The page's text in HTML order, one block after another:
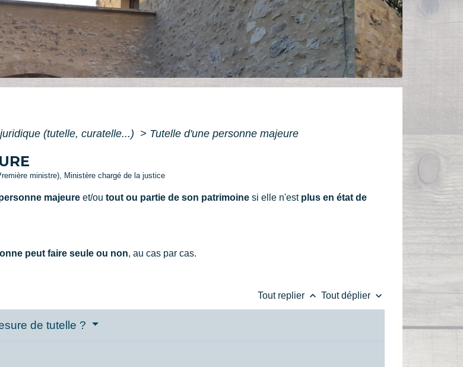
(tutelle, curatelle...) > Tutelle d'une personne majeure
ministre), Ministère chargé de la justice
majeure et/ou tout ou partie de son patrimoine si elle n'est plus en état de
peut faire seule ou non, au cas par cas.
Tout replier keyboard_arrow_up Tout déplier keyboard_arrow_down
de tutelle ?